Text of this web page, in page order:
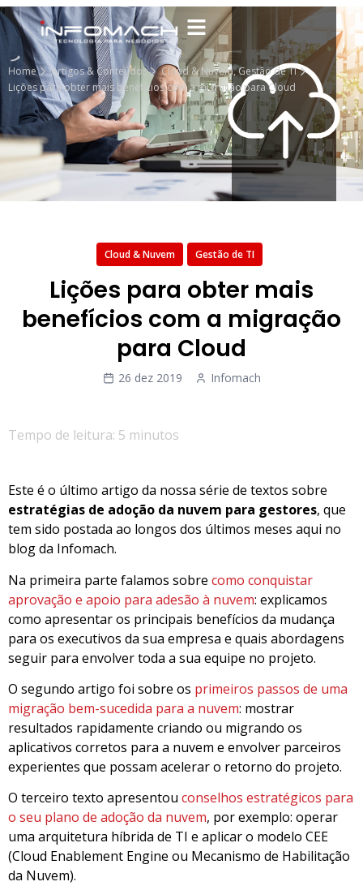
Home Artigos & Conteúdos Cloud & Nuvem,Gestão de TI
Lições para obter mais benefícios com a migração para Cloud
Cloud & Nuvem Gestão de TI
Lições para obter mais
benefícios com a migração
para Cloud
26 dez 2019 Infomach
Tempo de leitura: 5 minutos
Este é o último artigo da nossa série de textos sobre
estratégias de adoção da nuvem para gestores, que
tem sido postada ao longos dos últimos meses aqui no
blog da Infomach.
Na primeira parte falamos sobre como conquistar
aprovação e apoio para adesão à nuvem: explicamos
como apresentar os principais benefícios da mudança
para os executivos da sua empresa e quais abordagens
seguir para envolver toda a sua equipe no projeto.
O segundo artigo foi sobre os primeiros passos de uma
migração bem-sucedida para a nuvem: mostrar
resultados rapidamente criando ou migrando os
aplicativos corretos para a nuvem e envolver parceiros
experientes que possam acelerar o retorno do projeto.
O terceiro texto apresentou conselhos estratégicos para
o seu plano de adoção da nuvem, por exemplo: operar
uma arquitetura híbrida de TI e aplicar o modelo CEE
(Cloud Enablement Engine ou Mecanismo de Habilitação
da Nuvem).